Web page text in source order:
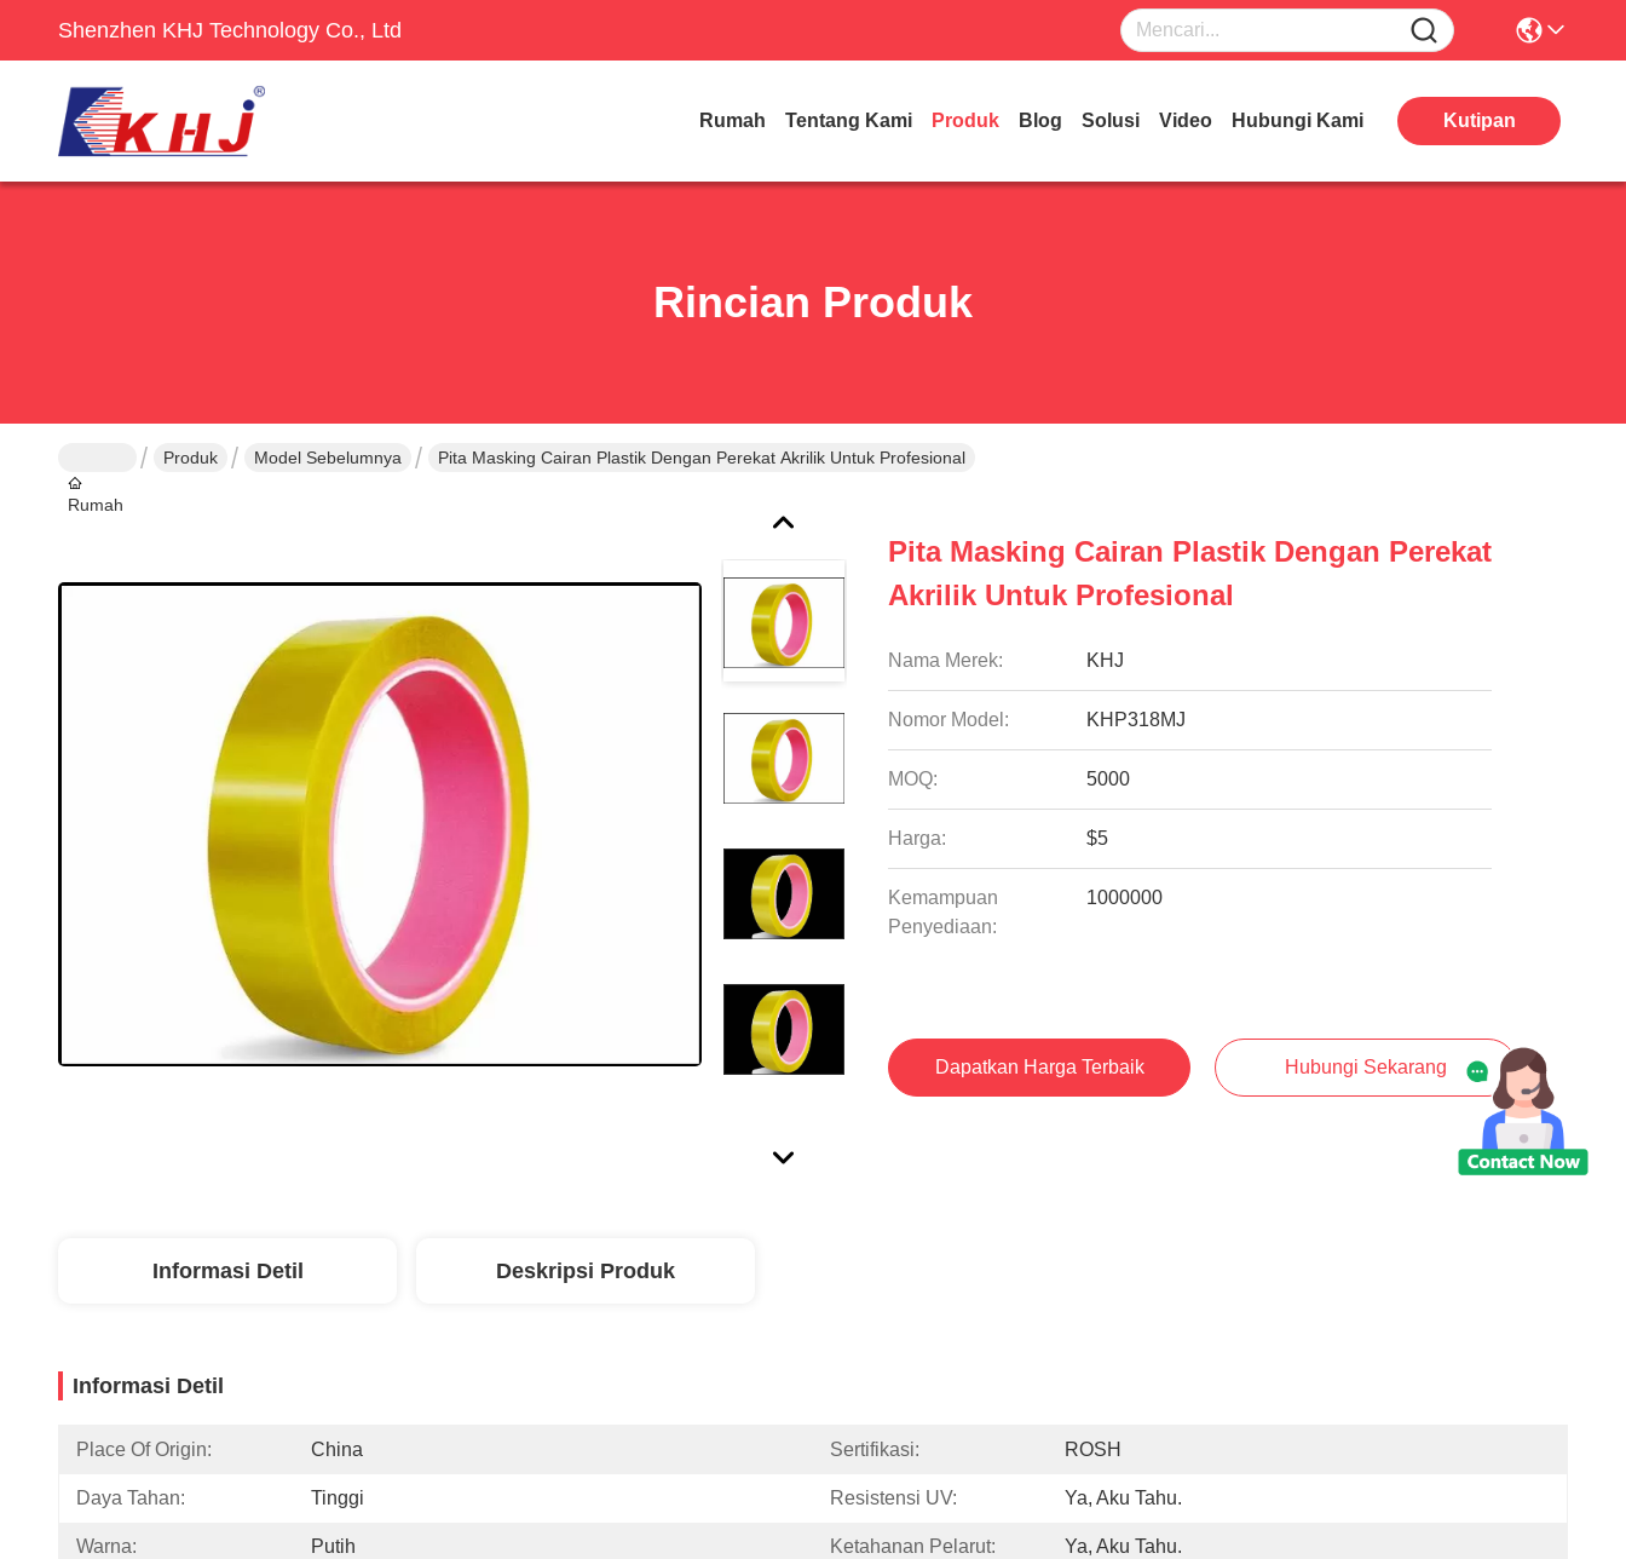
Shenzhen KHJ Technology Co., Ltd
Rumah Tentang Kami Produk Blog Solusi Video Hubungi Kami Kutipan
Rincian Produk
Rumah
Produk Model Sebelumnya Pita Masking Cairan Plastik Dengan Perekat Akrilik Untuk Profesional
Pita Masking Cairan Plastik Dengan Perekat
Akrilik Untuk Profesional
Nama Merek: KHJ
Nomor Model: KHP318MJ
MOQ: 5000
Harga: $5
Kemampuan
Penyediaan:
1000000
Dapatkan Harga Terbaik Hubungi Sekarang
Informasi Detil Deskripsi Produk
Informasi Detil
Place Of Origin: China Sertifikasi: ROSH
Daya Tahan: Tinggi Resistensi UV: Ya, Aku Tahu.
Warna: Putih Ketahanan Pelarut: Ya, Aku Tahu.